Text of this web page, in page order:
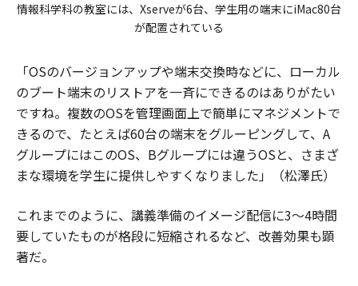
情報科学科の教室には、Xserveが6台、学生用の端末にiMac80台
が配置されている
「OSのバージョンアップや端末交換時などに、ローカル
のブート端末のリストアを一斉にできるのはありがたい
ですね。複数のOSを管理画面上で簡単にマネジメントで
きるので、たとえば60台の端末をグルーピングして、A
グループにはこのOS、Bグループには違うOSと、さまざ
まな環境を学生に提供しやすくなりました」（松澤氏）
これまでのように、講義準備のイメージ配信に3～4時間
要していたものが格段に短縮されるなど、改善効果も顕
著だ。